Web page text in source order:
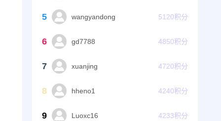
5 wangyandong 5120积分
6 gd7788 4850积分
7 xuanjing 4720积分
8 hheno1 4240积分
9 Luoxc16 4233积分